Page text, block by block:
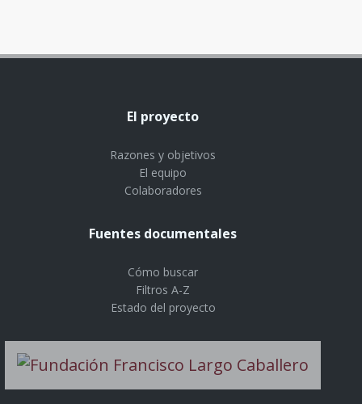
El proyecto
Razones y objetivos
El equipo
Colaboradores
Fuentes documentales
Cómo buscar
Filtros A-Z
Estado del proyecto